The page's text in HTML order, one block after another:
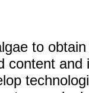
to
content